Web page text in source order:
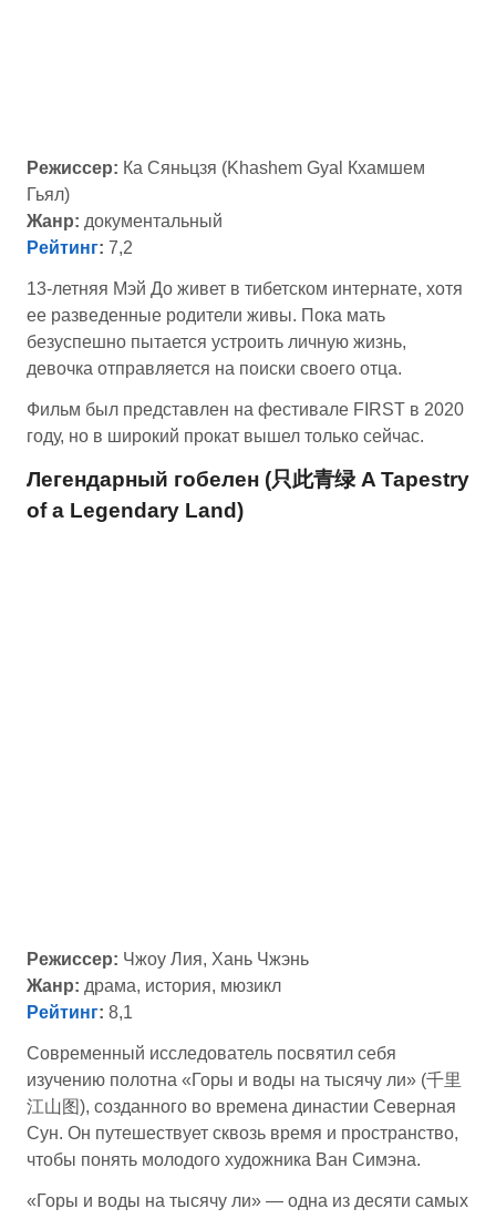
Режиссер: Ка Сяньцзя (Khashem Gyal Кхамшем
Гьял)
Жанр: документальный
Рейтинг: 7,2
13-летняя Мэй До живет в тибетском интернате, хотя
ее разведенные родители живы. Пока мать
безуспешно пытается устроить личную жизнь,
девочка отправляется на поиски своего отца.
Фильм был представлен на фестивале FIRST в 2020
году, но в широкий прокат вышел только сейчас.
Легендарный гобелен (只此青绿 A Tapestry
of a Legendary Land)
Режиссер: Чжоу Лия, Хань Чжэнь
Жанр: драма, история, мюзикл
Рейтинг: 8,1
Современный исследователь посвятил себя
изучению полотна «Горы и воды на тысячу ли» (千里
江山图), созданного во времена династии Северная
Сун. Он путешествует сквозь время и пространство,
чтобы понять молодого художника Ван Симэна.
«Горы и воды на тысячу ли» — одна из десяти самых